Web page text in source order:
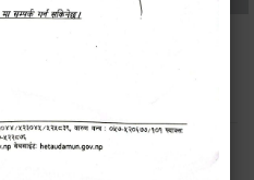
( आ.व. २०८२/०८३ को
प्राप्त गर्ने लाभग्राहीको